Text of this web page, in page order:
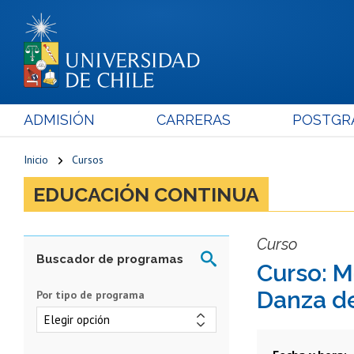
ADMISIÓN CARRERAS
Inicio Cursos
EDUCACIÓN CONTINUA
Curso
Curso:
Danza
Por tipo de programa